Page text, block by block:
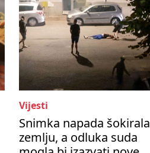
Vijesti
Snimka napada šokirala
zemlju, a odluka suda